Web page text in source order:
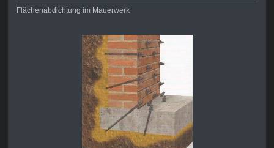
Flächenabdichtung im Mauerwerk